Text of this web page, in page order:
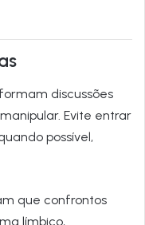
discussões
Evite entrar
possível,
que confrontos
límbico,